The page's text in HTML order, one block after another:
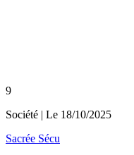
9
Société | Le 18/10/2025
Sacrée Sécu